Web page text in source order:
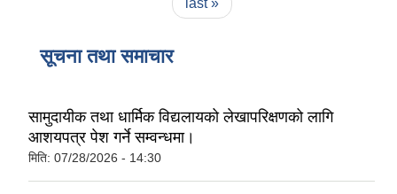
last »
सूचना तथा समाचार
सामुदायीक तथा धार्मिक विद्यलायको लेखापरिक्षणको लागि
आशयपत्र पेश गर्ने सम्वन्धमा।
मिति: 07/28/2026 - 14:30